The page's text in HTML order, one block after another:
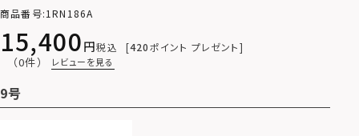
商品番号 1RN186A
15,400 税込 420ポイント プレゼント
（0件） レビューを見る
9号